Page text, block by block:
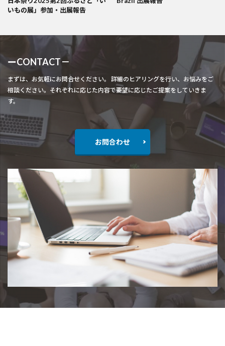
いもの展」参加・出展報告
ーCONTACT－
まずは、お気軽にお問合せください。 詳細のヒアリングを行い、お悩みをご
相談ください。それぞれに応じた内容で要望に応じたご提案をしていきま
す。
お問合わせ